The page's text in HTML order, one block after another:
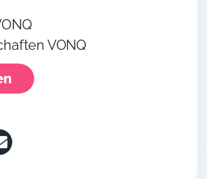
VONQ